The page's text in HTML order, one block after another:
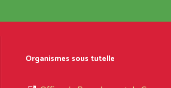
Organismes sous tutelle